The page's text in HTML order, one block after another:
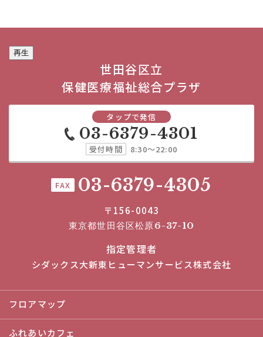
再生
世田谷区立
保健医療福祉総合プラザ
タップで発信
03-6379-4301
受付時間 8:30～22:00
FAX 03-6379-4305
〒156-0043
東京都世田谷区松原6-37-10
指定管理者
シダックス大新東ヒューマンサービス株式会社
フロアマップ
ふれあいカフェ